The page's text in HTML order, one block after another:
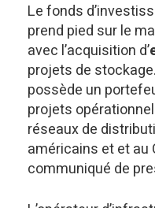
Le fonds
prend pied sur le
avec l’acquisition d’
projets de
possède un
projets
réseaux de
américains et et au
communiqué de